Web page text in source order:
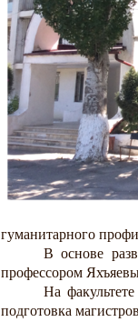
гуманитарного
В основе
профессором
На
подготовка